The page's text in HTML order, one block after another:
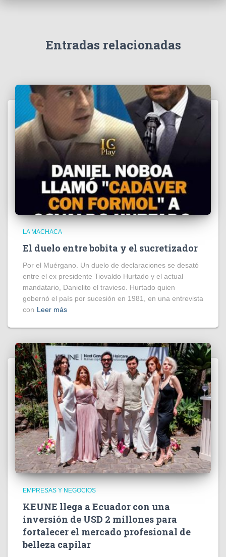
Entradas relacionadas
LA MACHACA
El duelo entre bobita y el sucretizador
Por el Muérgano. Un duelo de declaraciones se desató
entre el ex presidente Tiovaldo Hurtado y el actual
mandatario, Danielito el travieso. Hurtado quien
gobernó el país por sucesión en 1981, en una entrevista
con Leer más
EMPRESAS Y NEGOCIOS
KEUNE llega a Ecuador con una
inversión de USD 2 millones para
fortalecer el mercado profesional de
belleza capilar